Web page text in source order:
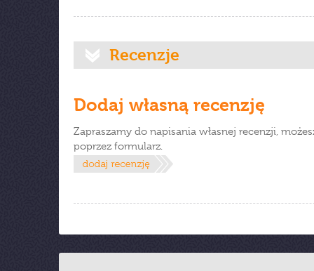
Recenzje
Dodaj własną recenzję
Zapraszamy do napisania własnej recenzji,
poprzez formularz.